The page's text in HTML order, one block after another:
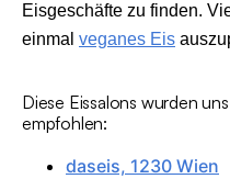
Eisgeschäfte zu finden.
einmal veganes Eis
Diese Eissalons wurden
empfohlen:
daseis, 1230 Wien